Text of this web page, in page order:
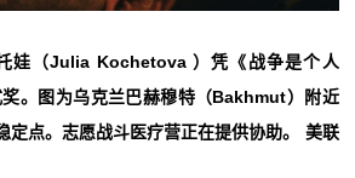
娃（Julia Kochetova ）凭《战争是个人
。图为乌克兰巴赫穆特（Bakhmut）附近
定点。志愿战斗医疗营正在提供协助。 美联